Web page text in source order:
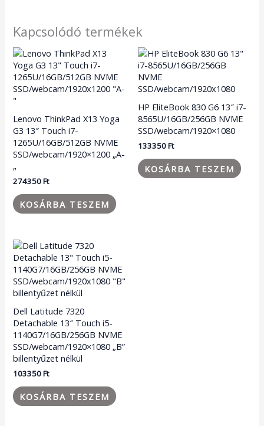
Kapcsolódó termékek
Lenovo ThinkPad X13 Yoga
G3 13″ Touch i7-
1265U/16GB/512GB NVME
SSD/webcam/1920×1200 „A-
„
274350Ft
KOSÁRBA TESZEM
HP EliteBook 830 G6 13″ i7-
8565U/16GB/256GB NVME
SSD/webcam/1920×1080
133350Ft
KOSÁRBA TESZEM
Dell Latitude 7320
Detachable 13″ Touch i5-
1140G7/16GB/256GB NVME
SSD/webcam/1920×1080 „B”
billentyűzet nélkül
103350Ft
KOSÁRBA TESZEM